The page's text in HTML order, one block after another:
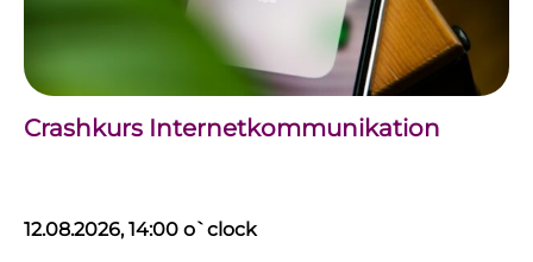
Crashkurs Internetkommunikation
12.08.2026, 14:00 o`clock